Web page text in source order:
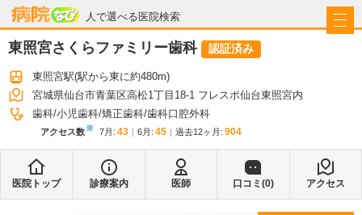
人で選べる医院検索
病院なび
東照宮さくらファミリー歯科 認証済み
東照宮駅(駅から東に約480m)
宮城県仙台市青葉区高松1丁目18-1 フレスポ仙台東照宮内
歯科 小児歯科 矯正歯科 歯科口腔外科
アクセス数※ 7月 : 43 6月 : 45 過去12ヶ月: 904
医院トップ 診療案内 医師 口コミ(0) アクセス